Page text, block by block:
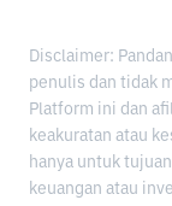
Disclaimer:
penulis dan tidak
Platform ini dan
keakuratan atau
hanya untuk
keuangan atau